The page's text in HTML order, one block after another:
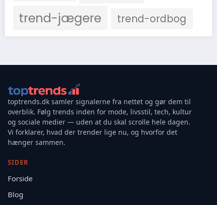
trend-jægere trend-ordbog
toptrends.dk samler signalerne fra nettet og gør dem til
overblik. Følg trends inden for mode, livsstil, tech, kultur
og sociale medier — uden at du skal scrolle hele dagen.
Vi forklarer, hvad der trender lige nu, og hvorfor det
hænger sammen.
SIDER
Forside
Blog